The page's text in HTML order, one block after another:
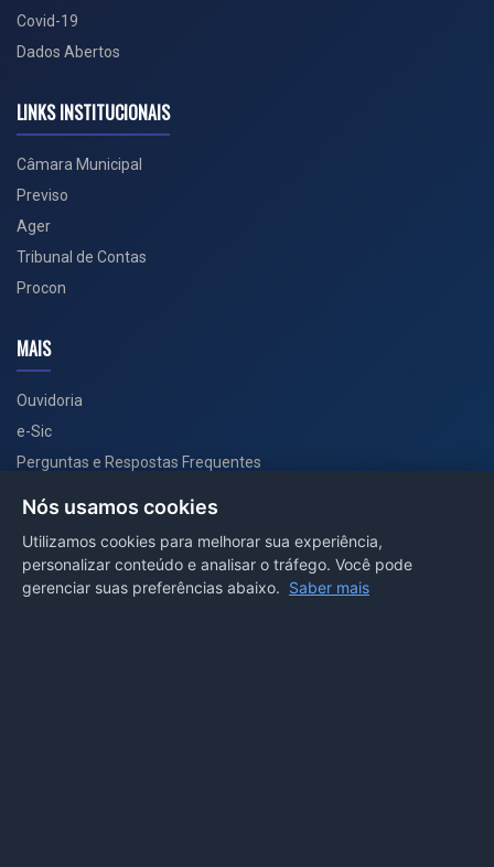
Covid-19
Dados Abertos
LINKS INSTITUCIONAIS
Câmara Municipal
Previso
Ager
Tribunal de Contas
Procon
MAIS
Ouvidoria
e-Sic
Perguntas e Respostas Frequentes
PORTAL COVID-19
Nós usamos cookies
Utilizamos cookies para melhorar sua experiência,
personalizar conteúdo e analisar o tráfego. Você pode
gerenciar suas preferências abaixo. Saber mais